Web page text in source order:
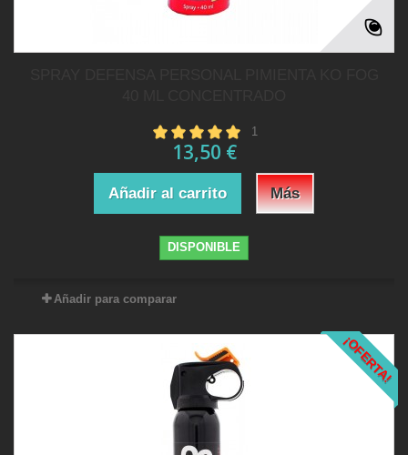
1
13,50 €
Añadir al carrito Más
DISPONIBLE
Añadir para comparar
¡OFERTA!